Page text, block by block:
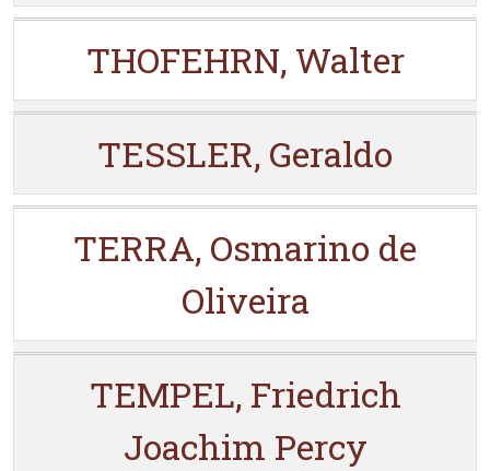
THOFEHRN, Walter
TESSLER, Geraldo
TERRA, Osmarino de
Oliveira
TEMPEL, Friedrich
Joachim Percy